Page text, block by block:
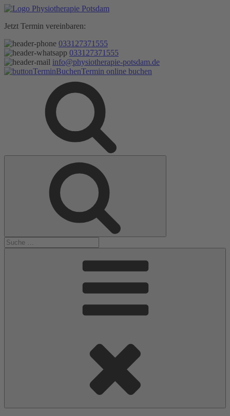
Zum
springen
Jetzt Termin vereinbaren:
033127371555
033127371555
info@physiotherapie-potsdam.de
Termin online buchen